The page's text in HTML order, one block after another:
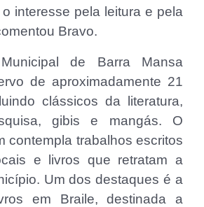
interesse pela leitura e pela
Bravo.
de Barra Mansa
de aproximadamente 21
clássicos da literatura,
gibis e mangás. O
contempla trabalhos escritos
e livros que retratam a
Um dos destaques é a
em Braile, destinada a